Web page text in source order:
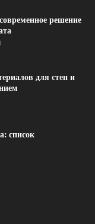
решение
для стен и
список